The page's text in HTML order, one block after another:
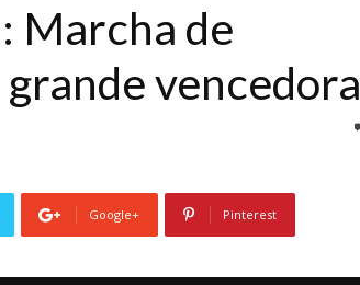
Marcha de
vencedora
Google+ Pinterest